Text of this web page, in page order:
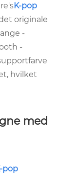
K-pop
originale
-
-
hvilket
med
pop